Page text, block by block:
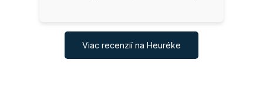
Viac recenzií na Heuréke